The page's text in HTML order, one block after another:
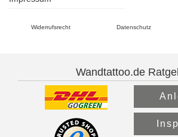
Widerrufsrecht Datenschutz
Wandtattoo.de